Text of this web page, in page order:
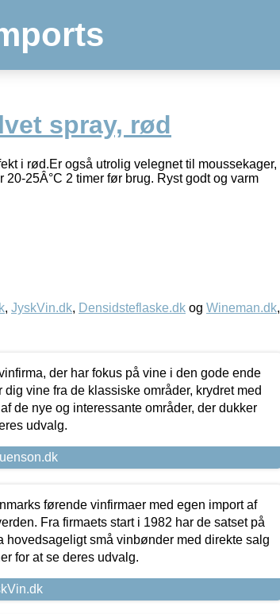
spray, rød
i rød.Er også utrolig velegnet til moussekager,
25Â°C 2 timer før brug. Ryst godt og varm
, JyskVin.dk, Densidsteflaske.dk og Wineman.dk,
der har fokus på vine i den gode ende
dig vine fra de klassiske områder, krydret med
de nye og interessante områder, der dukker
udvalg.
førende vinfirmaer med egen import af
Fra firmaets start i 1982 har de satset på
hovedsageligt små vinbønder med direkte salg
for at se deres udvalg.